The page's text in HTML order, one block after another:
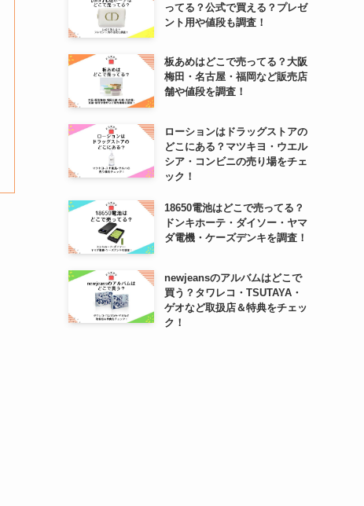
ってる？公式で買える？プレゼ
ント用や値段も調査！
板あめはどこで売ってる？大阪
梅田・名古屋・福岡など販売店
舗や値段を調査！
ローションはドラッグストアの
どこにある？マツキヨ・ウエル
シア・コンビニの売り場をチェ
ック！
18650電池はどこで売ってる？
ドンキホーテ・ダイソー・ヤマ
ダ電機・ケーズデンキを調査！
newjeansのアルバムはどこで
買う？タワレコ・TSUTAYA・
ゲオなど取扱店＆特典をチェッ
ク！